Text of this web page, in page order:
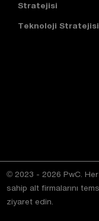
Stratejisi
Teknoloji Stratejisi
© 2023 - 2026 PwC. Her
sahip alt firmalarını
ziyaret edin.